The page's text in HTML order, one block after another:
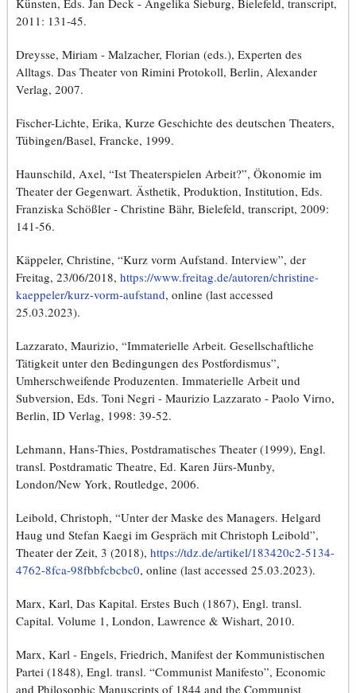
Künsten, Eds. Jan Deck - Angelika Sieburg, Bielefeld, transcript,
2011: 131-45.
Dreysse, Miriam - Malzacher, Florian (eds.), Experten des
Alltags. Das Theater von Rimini Protokoll, Berlin, Alexander
Verlag, 2007.
Fischer-Lichte, Erika, Kurze Geschichte des deutschen Theaters,
Tübingen/Basel, Francke, 1999.
Haunschild, Axel, “Ist Theaterspielen Arbeit?”, Ökonomie im
Theater der Gegenwart. Ästhetik, Produktion, Institution, Eds.
Franziska Schößler - Christine Bähr, Bielefeld, transcript, 2009:
141-56.
Käppeler, Christine, “Kurz vorm Aufstand. Interview”, der
Freitag, 23/06/2018, https://www.freitag.de/autoren/christine-
kaeppeler/kurz-vorm-aufstand, online (last accessed
25.03.2023).
Lazzarato, Maurizio, “Immaterielle Arbeit. Gesellschaftliche
Tätigkeit unter den Bedingungen des Postfordismus”,
Umherschweifende Produzenten. Immaterielle Arbeit und
Subversion, Eds. Toni Negri - Maurizio Lazzarato - Paolo Virno,
Berlin, ID Verlag, 1998: 39-52.
Lehmann, Hans-Thies, Postdramatisches Theater (1999), Engl.
transl. Postdramatic Theatre, Ed. Karen Jürs-Munby,
London/New York, Routledge, 2006.
Leibold, Christoph, “Unter der Maske des Managers. Helgard
Haug und Stefan Kaegi im Gespräch mit Christoph Leibold”,
Theater der Zeit, 3 (2018), https://tdz.de/artikel/183420c2-5134-
4762-8fca-98fbbfcbcbc0, online (last accessed 25.03.2023).
Marx, Karl, Das Kapital. Erstes Buch (1867), Engl. transl.
Capital. Volume 1, London, Lawrence & Wishart, 2010.
Marx, Karl - Engels, Friedrich, Manifest der Kommunistischen
Partei (1848), Engl. transl. “Communist Manifesto”, Economic
and Philosophic Manuscripts of 1844 and the Communist